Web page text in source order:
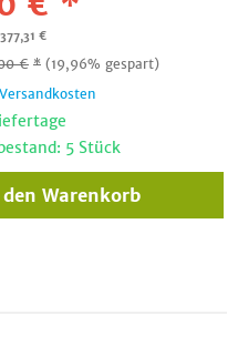
€
€ * (19,96% gespart)
5 Stück
Warenkorb